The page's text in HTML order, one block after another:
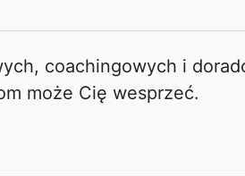
coachingowych i
może Cię wesprzeć.